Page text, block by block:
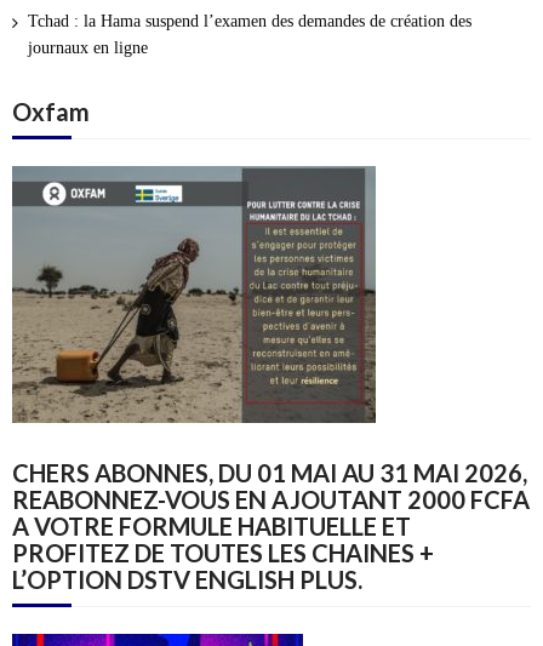
Tchad : la Hama suspend l’examen des demandes de création des
journaux en ligne
Oxfam
CHERS ABONNES, DU 01 MAI AU 31 MAI 2026,
REABONNEZ-VOUS EN AJOUTANT 2000 FCFA
A VOTRE FORMULE HABITUELLE ET
PROFITEZ DE TOUTES LES CHAINES +
L’OPTION DSTV ENGLISH PLUS.